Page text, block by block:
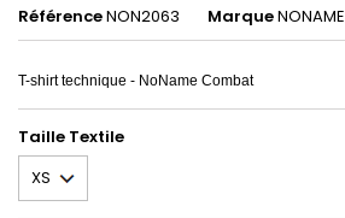
RéférenceNON2063 MarqueNONAME
T-shirt technique - NoName Combat
Taille Textile